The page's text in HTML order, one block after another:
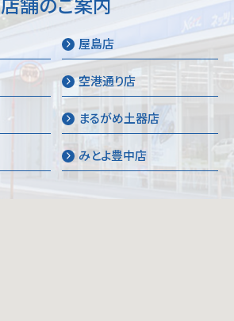
屋島店
空港通り店
まるがめ土器店
みとよ豊中店